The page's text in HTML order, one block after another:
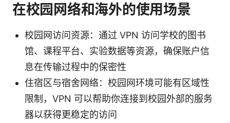
在校园网络和海外的使用场景
校园网访问资源：通过 VPN 访问学校的图书
馆、课程平台、实验数据等资源，确保账户信
息在传输过程中的保密性
住宿区与宿舍网络：校园网环境可能有区域性
限制，VPN 可以帮助你连接到校园外部的服务
器以获得更稳定的访问